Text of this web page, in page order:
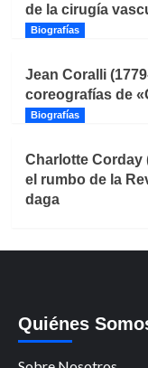
de la cirugía
Biografías
Jean Coralli
coreografías de
Biografías
Charlotte Corday
el rumbo de la
daga
Quiénes